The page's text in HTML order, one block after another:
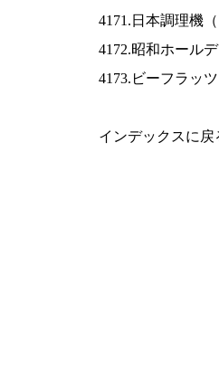
4171.日本調理機（
4172.昭和ホール
4173.ビーフラッ
インデックスに戻